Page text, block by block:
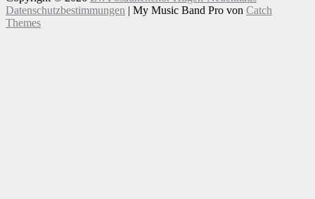
Datenschutzbestimmungen | My Music Band Pro von Catch
Themes